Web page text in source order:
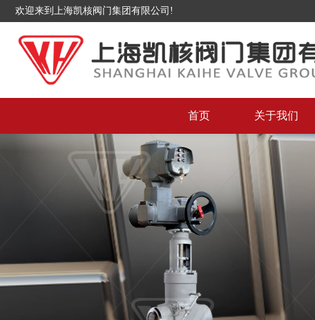
欢迎来到上海凯核阀门集团有限公司!
首页 关于我们